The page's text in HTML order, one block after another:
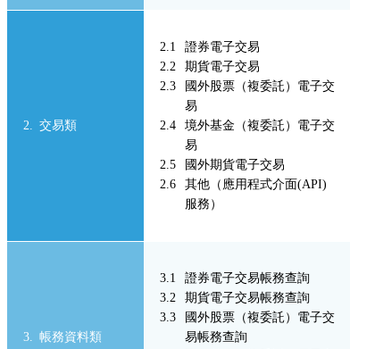
交易類
證券電子交易
期貨電子交易
國外股票（複委託）電子交
易
境外基金（複委託）電子交
易
國外期貨電子交易
其他（應用程式介面(API)
服務）
帳務資料類
證券電子交易帳務查詢
期貨電子交易帳務查詢
國外股票（複委託）電子交
易帳務查詢